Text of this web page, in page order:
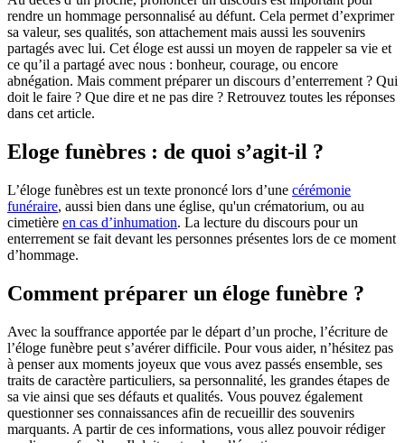
sa valeur, ses qualités, son attachement mais aussi les souvenirs
partagés avec lui. Cet éloge est aussi un moyen de rappeler sa vie et
ce qu’il a partagé avec nous : bonheur, courage, ou encore
abnégation. Mais comment préparer un discours d’enterrement ? Qui
doit le faire ? Que dire et ne pas dire ? Retrouvez toutes les réponses
dans cet article.
funéraire, aussi bien dans une église, qu'un crématorium, ou au
cimetière en cas d’inhumation . La lecture du discours pour un
enterrement se fait devant les personnes présentes lors de ce moment
d’hommage.
l’éloge funèbre peut s’avérer difficile. Pour vous aider, n’hésitez pas
à penser aux moments joyeux que vous avez passés ensemble, ses
traits de caractère particuliers, sa personnalité, les grandes étapes de
sa vie ainsi que ses défauts et qualités. Vous pouvez également
questionner ses connaissances afin de recueillir des souvenirs
marquants. A partir de ces informations, vous allez pouvoir rédiger
un discours funèbre. Il doit rester dans l’émotion.